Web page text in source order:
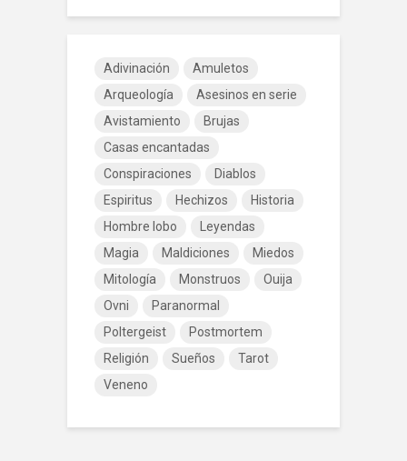
Adivinación
Amuletos
Arqueología
Asesinos en serie
Avistamiento
Brujas
Casas encantadas
Conspiraciones
Diablos
Espiritus
Hechizos
Historia
Hombre lobo
Leyendas
Magia
Maldiciones
Miedos
Mitología
Monstruos
Ouija
Ovni
Paranormal
Poltergeist
Postmortem
Religión
Sueños
Tarot
Veneno